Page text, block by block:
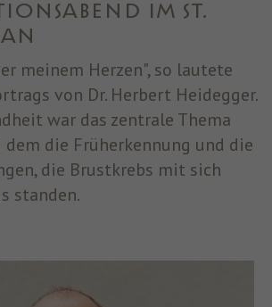
im ST.
meinem Herzen", so lautete
von Dr. Herbert Heidegger.
war das zentrale Thema
dem die Früherkennung und die
die Brustkrebs mit sich
standen.